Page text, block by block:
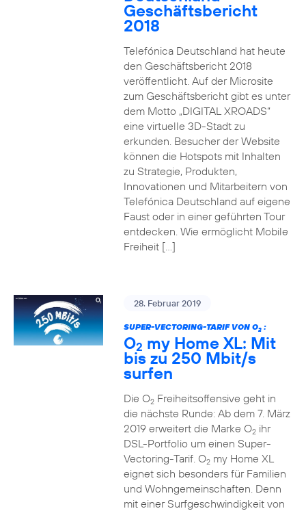
Geschäftsbericht
2018
Telefónica Deutschland hat heute
den Geschäftsbericht 2018
veröffentlicht. Auf der Microsite
zum Geschäftsbericht gibt es unter
dem Motto „DIGITAL XROADS“
eine virtuelle 3D-Stadt zu
erkunden. Besucher der Website
können die Hotspots mit Inhalten
zu Strategie, Produkten,
Innovationen und Mitarbeitern von
Telefónica Deutschland auf eigene
Faust oder in einer geführten Tour
entdecken. Wie ermöglicht Mobile
Freiheit […]
28. Februar 2019
SUPER-VECTORING-TARIF VON O2:
O2 my Home XL: Mit
bis zu 250 Mbit/s
surfen
Die O2Freiheitsoffensive geht in
die nächste Runde: Ab dem 7. März
2019 erweitert die Marke O2ihr
DSL-Portfolio um einen Super-
Vectoring-Tarif. O2my Home XL
eignet sich besonders für Familien
und Wohngemeinschaften. Denn
mit einer Surfgeschwindigkeit von